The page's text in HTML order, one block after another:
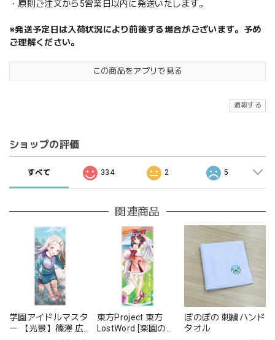
・原則ご注文から5営業日以内に発送いたします。
※発送予定日は入荷状況により前後する場合がございます。予め
ご理解ください。
この商品をアプリで見る
通報する
ショップの評価
すべて 334 2 5
関連商品
学園アイドルマスタ
ー 【光景】篠澤 広
東方Project 東方
LostWord [楽園の有
ぼのぼの 刺繍ハンド
タオル